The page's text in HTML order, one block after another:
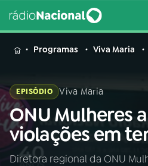
MENU
Buscar
na
Rádio
Nacional
Buscar
Programas Viva Maria
EPISÓDIO Viva Maria
ONU Mulheres
violações em
Diretora regional da ONU